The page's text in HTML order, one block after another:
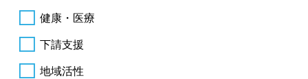
健康・医療
下請支援
地域活性